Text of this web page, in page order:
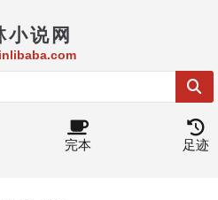
小说网
完本 足迹